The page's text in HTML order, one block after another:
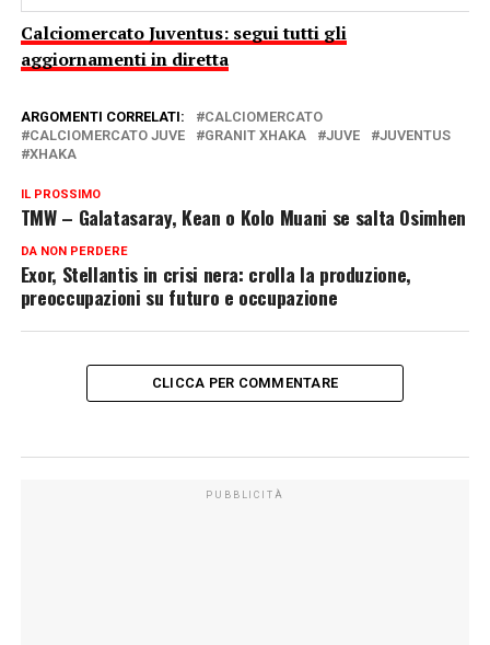
Calciomercato Juventus: segui tutti gli
aggiornamenti in diretta
ARGOMENTI CORRELATI:
CALCIOMERCATO
CALCIOMERCATO JUVE
GRANIT XHAKA JUVE
JUVENTUS
XHAKA
IL PROSSIMO
TMW – Galatasaray, Kean o Kolo Muani se salta Osimhen
DA NON PERDERE
Exor, Stellantis in crisi nera: crolla la produzione,
preoccupazioni su futuro e occupazione
CLICCA PER COMMENTARE
PUBBLICITÀ